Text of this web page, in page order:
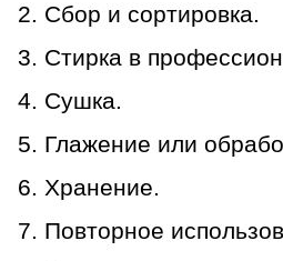
Сбор и сортировка.
Стирка в
Сушка.
Глажение или
Хранение.
Повторное